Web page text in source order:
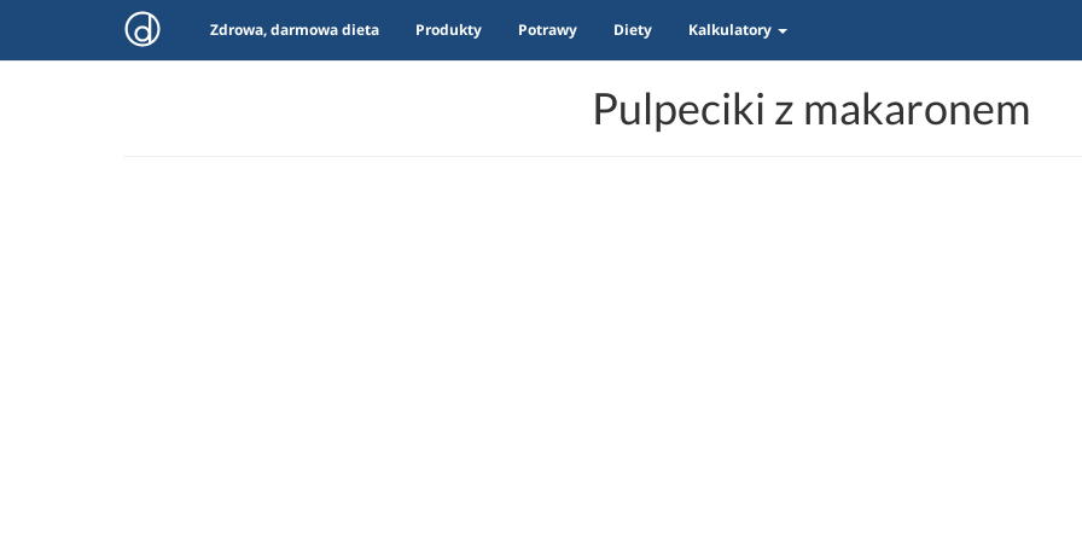
Zdrowa, darmowa dieta Produkty Potrawy Diety Kalkulatory
Pulpeciki z makaronem